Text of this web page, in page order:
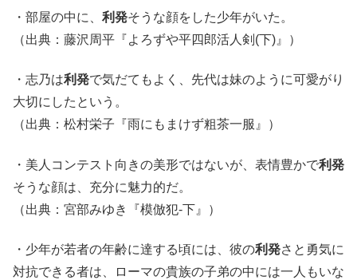
・部屋の中に、 利発そうな顔をした少年がいた。
（出典：藤沢周平『よろずや平四郎活人剣(下)』）
・志乃は利発で気だてもよく、先代は妹のように可愛がり
大切にしたという。
（出典：松村栄子『雨にもまけず粗茶一服』）
・美人コンテスト向きの美形ではないが、表情豊かで利発
そうな顔は、充分に魅力的だ。
（出典：宮部みゆき『模倣犯-下』）
・少年が若者の年齢に達する頃には、彼の利発さと勇気に
対抗できる者は、ローマの貴族の子弟の中には一人もいな